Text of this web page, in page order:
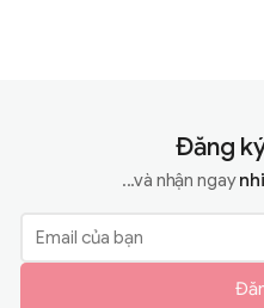
Đăng
...và nhận ngay